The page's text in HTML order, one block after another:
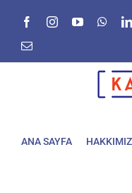
FacebookInstagramYouTube
E-
ANA SAYFA